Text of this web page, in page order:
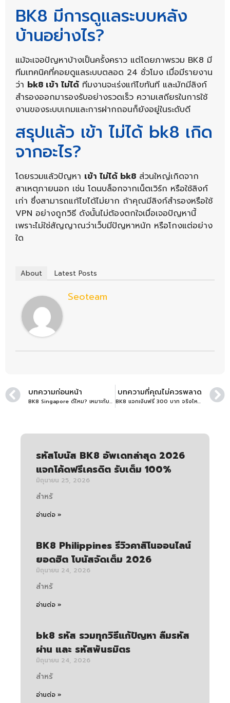
BK8 มีการดูแลระบบหลัง
บ้านอย่างไร?
แม้จะเจอปัญหาบ้างเป็นครั้งคราว แต่โดยภาพรวม BK8 มี
ทีมเทคนิคที่คอยดูแลระบบตลอด 24 ชั่วโมง เมื่อมีรายงาน
ว่า bk8 เข้า ไม่ได้ ทีมงานจะเร่งแก้ไขทันที และมักมีลิงก์
สำรองออกมารองรับอย่างรวดเร็ว ความเสถียรในการใช้
งานของระบบเกมและการฝากถอนก็ยังอยู่ในระดับดี
สรุปแล้ว เข้า ไม่ได้ bk8 เกิด
จากอะไร?
โดยรวมแล้วปัญหา เข้า ไม่ได้ bk8 ส่วนใหญ่เกิดจาก
สาเหตุภายนอก เช่น โดนบล็อกจากเน็ตเวิร์ก หรือใช้ลิงก์
เก่า ซึ่งสามารถแก้ไขได้ไม่ยาก ถ้าคุณมีลิงก์สำรองหรือใช้
VPN อย่างถูกวิธี ดังนั้นไม่ต้องตกใจเมื่อเจอปัญหานี้
เพราะไม่ใช่สัญญาณว่าเว็บมีปัญหาหนัก หรือโกงแต่อย่าง
ใด
About Latest Posts
Seoteam
บทความก่อนหน้า
BK8 Singapore ดีไหม? เหมาะกับผู้เล่นสิงคโปร์หรือไม่
บทความที่คุณไม่ควรพลาด
BK8 แจกเงินฟรี 300 บาท จริงไหม? เช็กเงื่อนไขก่อนรับ อัพเดทล่าสุด
รหัสโบนัส BK8 อัพเดทล่าสุด 2026
แจกโค้ดฟรีเครดิต รับเต็ม 100%
มิถุนายน 25, 2026
สำหรั
อ่านต่อ »
BK8 Philippines รีวิวคาสิโนออนไลน์
ยอดฮิต โบนัสจัดเต็ม 2026
มิถุนายน 24, 2026
สำหรั
อ่านต่อ »
bk8 รหัส รวมทุกวิธีแก้ปัญหา ลืมรหัส
ผ่าน และ รหัสพันธมิตร
มิถุนายน 24, 2026
สำหรั
อ่านต่อ »